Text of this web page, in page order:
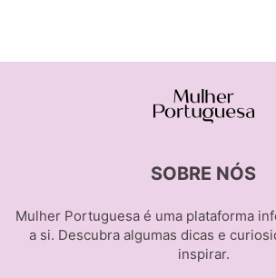
SOBRE NÓS
Mulher Portuguesa é uma plataforma
a si. Descubra algumas dicas e
inspirar.